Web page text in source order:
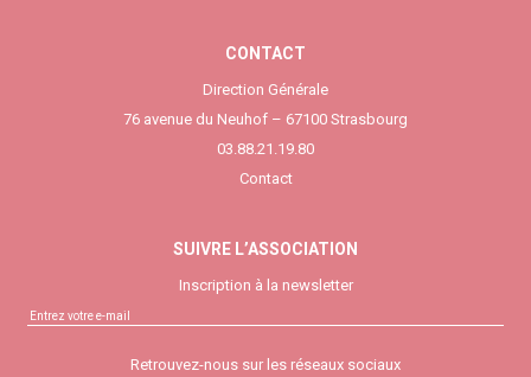
CONTACT
Direction Générale
76 avenue du Neuhof – 67100 Strasbourg
03.88.21.19.80
Contact
SUIVRE L’ASSOCIATION
Inscription à la newsletter
Retrouvez-nous sur les réseaux sociaux